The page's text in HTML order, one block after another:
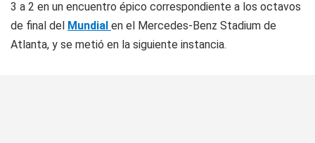
3 a 2 en un encuentro épico correspondiente a los octavos
de final del Mundial en el Mercedes-Benz Stadium de
Atlanta, y se metió en la siguiente instancia.